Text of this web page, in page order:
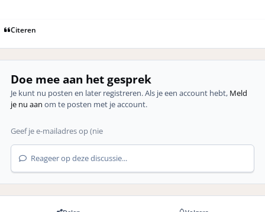
Citeren
Doe mee aan het gesprek
Je kunt nu posten en later registreren. Als je een account hebt, Meld
je nu aan om te posten met je account.
Reageer op deze discussie...